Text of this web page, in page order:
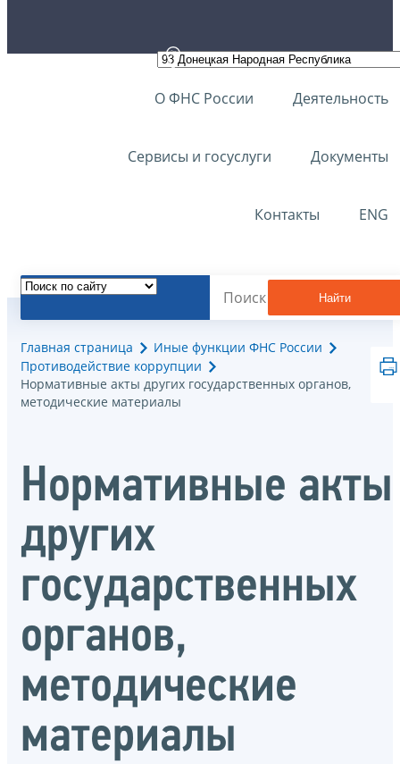
О ФНС России Деятельность
Сервисы и госуслуги Документы
Контакты ENG
Найти
Главная страница
Иные функции ФНС России
Противодействие коррупции
Нормативные акты других государственных органов,
методические материалы
Нормативные акты
других
государственных
органов,
методические
материалы